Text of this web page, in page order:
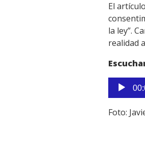
El
la ley”.
realidad
de
audio
Foto: